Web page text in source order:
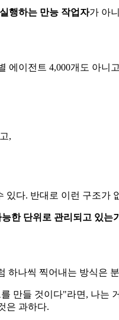
행하는 만능 작업자가 아
이전트 4,000개도 아니
,
있다. 반대로 이런 구조가
한 단위로 관리되고 있는
나씩 찍어내는 방식은
만들 것이다"라면, 나는
은 과하다.